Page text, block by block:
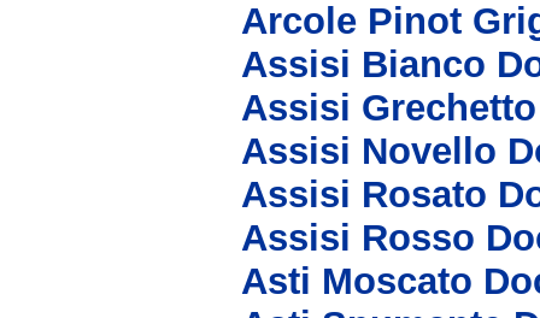
Arcole Pinot
Assisi Bianco
Assisi
Assisi Novello
Assisi Rosato
Assisi Rosso
Asti Moscato